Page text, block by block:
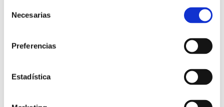
Necesarias
Preferencias
Estadística